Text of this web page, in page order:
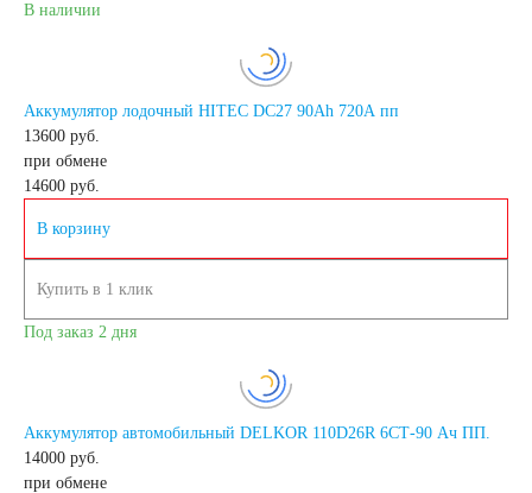
Промышленные
аккумуляторы
Подъёмники,
штабелеры
Аккумуляторы для
В наличии
Аккумулятор лодочный HITEC DC27 90Ah 720A пп
13600 руб.
при обмене
14600 руб.
В корзину
Купить в 1 клик
Под заказ 2 дня
Аккумулятор автомобильный DELKOR 110D26R 6СТ-90 Ач ПП.
14000 руб.
при обмене